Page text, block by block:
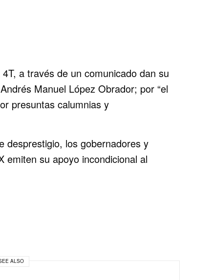
a través de un comunicado dan su
Manuel López Obrador; por “el
presuntas calumnias y
desprestigio, los gobernadores y
emiten su apoyo incondicional al
ALSO